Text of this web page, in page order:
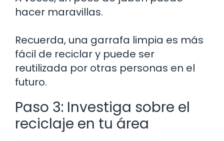
hacer maravillas.
Recuerda, una garrafa limpia es más
fácil de reciclar y puede ser
reutilizada por otras personas en el
futuro.
Paso 3: Investiga sobre el
reciclaje en tu área